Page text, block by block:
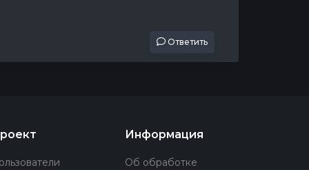
Ответить
Информация
Об обработке